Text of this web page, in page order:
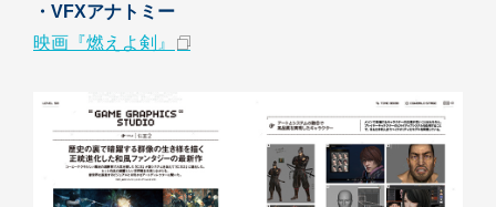
・VFXアナトミー
映画『燃えよ剣』